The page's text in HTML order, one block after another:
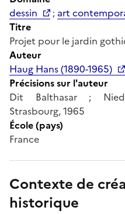
dessin
; art
Titre
Projet pour le jardin
Auteur
Haug Hans (1890-1965)
Précisions sur l'auteur
Dit Balthasar ;
Strasbourg, 1965
École (pays)
France
Contexte de
historique